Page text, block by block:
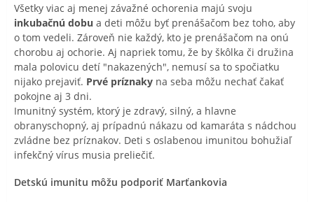
Všetky viac aj menej závažné ochorenia majú svoju
inkubačnú dobu a deti môžu byť prenášačom bez toho, aby
o tom vedeli. Zároveň nie každý, kto je prenášačom na onú
chorobu aj ochorie. Aj napriek tomu, že by škôlka či družina
mala polovicu detí "nakazených", nemusí sa to spočiatku
nijako prejaviť. Prvé príznaky na seba môžu nechať čakať
pokojne aj 3 dni.
Imunitný systém, ktorý je zdravý, silný, a hlavne
obranyschopný, aj prípadnú nákazu od kamaráta s nádchou
zvládne bez príznakov. Deti s oslabenou imunitou bohužiaľ
infekčný vírus musia preliečiť.
Detskú imunitu môžu podporiť Marťankovia